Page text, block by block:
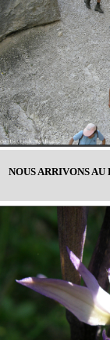
NOUS ARRIVONS